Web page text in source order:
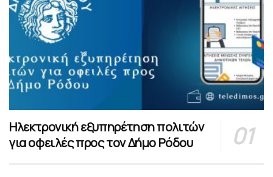
Ηλεκτρονική εξυπηρέτηση πολιτών
για οφειλές προς τον Δήμο Ρόδου